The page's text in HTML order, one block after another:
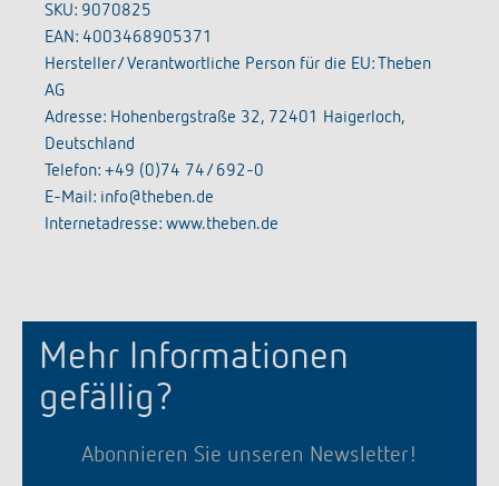
SKU: 9070825
EAN: 4003468905371
Hersteller/ Verantwortliche Person für die EU: Theben
AG
Adresse: Hohenbergstraße 32, 72401 Haigerloch,
Deutschland
Telefon: +49 (0)74 74/ 692-0
E-Mail: info@theben.de
Internetadresse: www.theben.de
Mehr Informationen
gefällig?
Abonnieren Sie unseren Newsletter!